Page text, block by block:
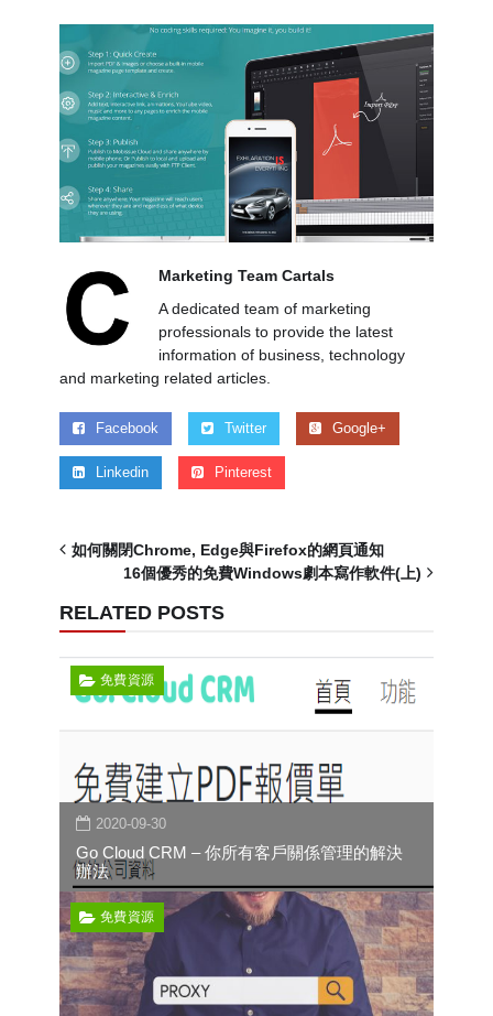
Marketing Team Cartals
A dedicated team of marketing
professionals to provide the latest
information of business, technology
and marketing related articles.
Facebook Twitter Google+
Linkedin Pinterest
如何關閉Chrome, Edge與Firefox的網頁通知
16個優秀的免費Windows劇本寫作軟件(上)
RELATED POSTS
免費資源
2020-09-30
Go Cloud CRM – 你所有客戶關係管理的解決
辦法
免費資源